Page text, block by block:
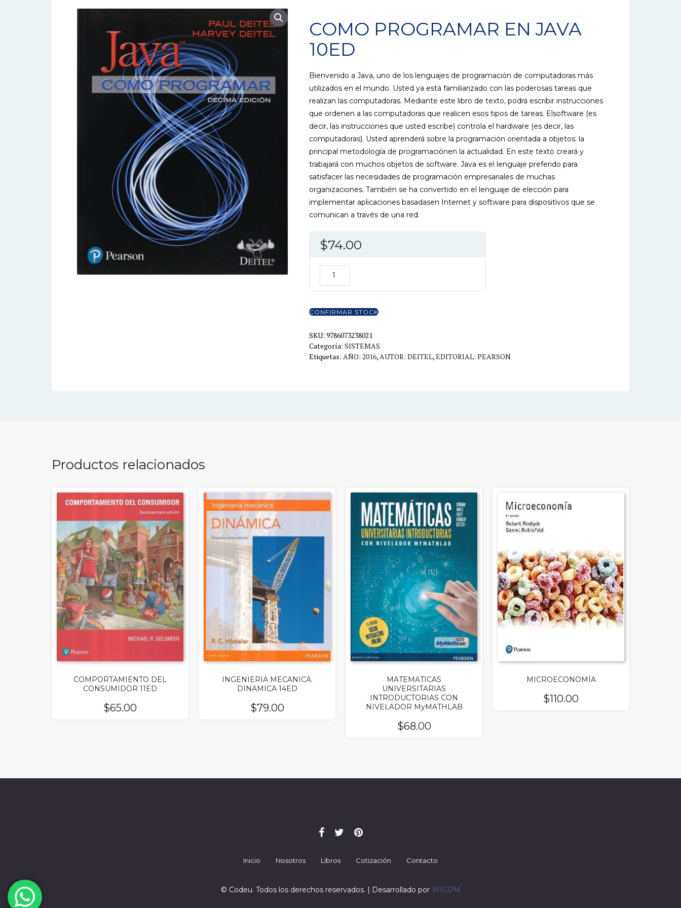
COMO PROGRAMAR EN JAVA
10ED
Bienvenido a Java, uno de los lenguajes de programación de computadoras más
utilizados en el mundo. Usted ya está familiarizado con las poderosas tareas que
realizan las computadoras. Mediante este libro de texto, podrá escribir instrucciones
que ordenen a las computadoras que realicen esos tipos de tareas. Elsoftware (es
decir, las instrucciones que usted escribe) controla el hardware (es decir, las
computadoras). Usted aprenderá sobre la programación orientada a objetos: la
principal metodología de programaciónen la actualidad. En este texto creará y
trabajará con muchos objetos de software. Java es el lenguaje preferido para
satisfacer las necesidades de programación empresariales de muchas
organizaciones. También se ha convertido en el lenguaje de elección para
implementar aplicaciones basadasen Internet y software para dispositivos que se
comunican a través de una red.
$74.00
COMO
PROGRAMAR
JAVA
cantidad
CONFIRMAR STOCK
SKU: 9786073238021
Categoría: SISTEMAS
Etiquetas: AÑO: 2016,AUTOR: DEITEL,EDITORIAL: PEARSON
Productos relacionados
COMPORTAMIENTO DEL
CONSUMIDOR 11ED
$65.00
INGENIERIA MECANICA.
DINAMICA 14ED
$79.00
MATEMATICAS
UNIVERSITARIAS
INTRODUCTORIAS CON
NIVELADOR MyMATHLAB
$68.00
MICROECONOMÍA
$110.00
Inicio Nosotros Libros Cotización Contacto
© Codeu. Todos los derechos reservados. | Desarrollado por WICOM